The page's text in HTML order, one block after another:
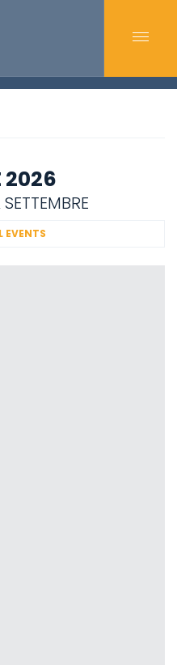
2026
EVENTS